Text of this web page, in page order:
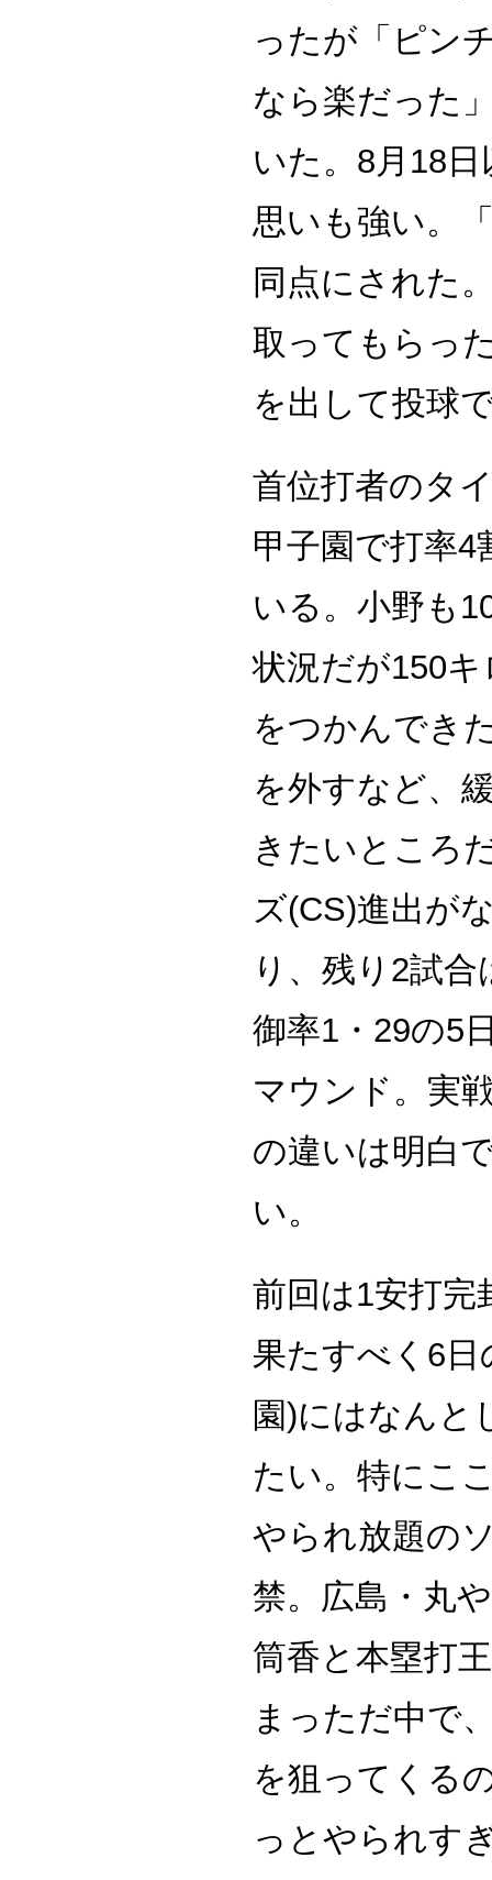
ったが「ピン
なら楽だった
いた。8月18
思いも強い。
同点にされた
取ってもらっ
を出して投球
首位打者のタ
甲子園で打率4
いる。小野も
状況だが150
をつかんでき
を外すなど、
きたいところ
ズ(CS)進出が
り、残り2試
御率1・29の5
マウンド。実
の違いは明白
い。
前回は1安打完
果たすべく6日
園)にはなんと
たい。特にこ
やられ放題の
禁。広島・丸
筒香と本塁打
まっただ中で
を狙ってくる
っとやられす